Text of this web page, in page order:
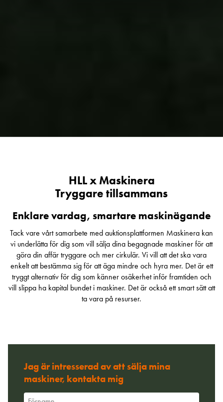
HLL x Maskinera
Tryggare tillsammans
Enklare vardag, smartare maskinägande
Tack vare vårt samarbete med auktionsplattformen Maskinera kan
vi underlätta för dig som vill sälja dina begagnade maskiner för att
göra din affär tryggare och mer cirkulär. Vi vill att det ska vara
enkelt att bestämma sig för att äga mindre och hyra mer. Det är ett
tryggt alternativ för dig som känner osäkerhet inför framtiden och
vill slippa ha kapital bundet i maskiner. Det är också ett smart sätt att
ta vara på resurser.
Jag är intresserad av att sälja mina
maskiner, kontakta mig